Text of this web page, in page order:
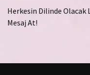
Herkesin Dilinde Olacak
Mesaj At!